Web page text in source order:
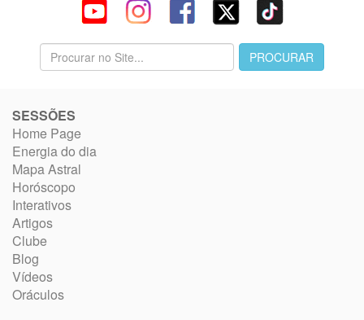
SESSÕES
Home Page
Energia do dia
Mapa Astral
Horóscopo
Interativos
Artigos
Clube
Blog
Vídeos
Oráculos